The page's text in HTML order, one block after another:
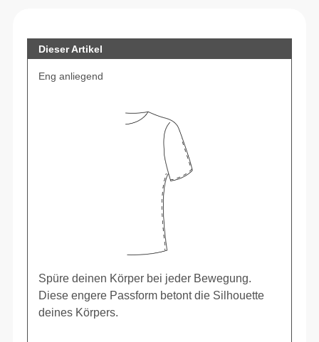
Dieser Artikel
Eng anliegend
Spüre deinen Körper bei jeder Bewegung.
Diese engere Passform betont die Silhouette
deines Körpers.